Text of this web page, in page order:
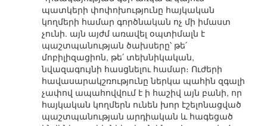
պատկերի փոփոխությունը հայկական
կողմերի համար գործնական ոչ մի իմաստ
չունի. այն այժմ առավել օպտիմալն է
պաշտպանության ծախսերը՝ թե՛
մոբիլիզացիոն, թե՛ տեխնիկական,
նվազագույնի հասցնելու համար։ Ուժերի
հավասարակշռությունը ներկա պահին զգալի
չափով ապահովվում է ի հաշիվ այն բանի, որ
հայկական կողմերն ունեն խոր էշելոնացված
պաշտպանության արդիական և հագեցած